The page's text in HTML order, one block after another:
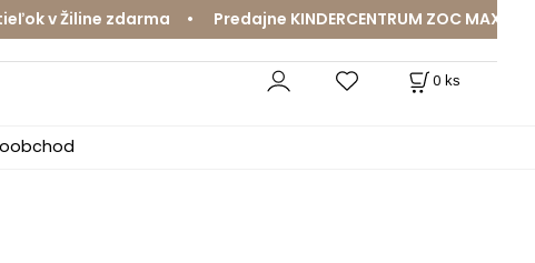
zdarma • Predajne KINDERCENTRUM ZOC MAX a
0 ks